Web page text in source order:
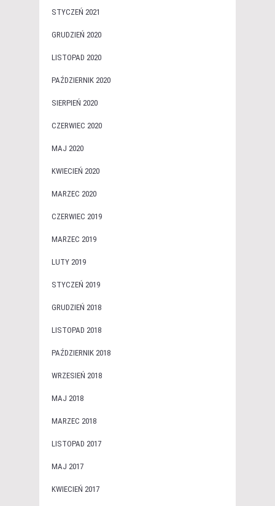
STYCZEŃ 2021
GRUDZIEŃ 2020
LISTOPAD 2020
PAŹDZIERNIK 2020
SIERPIEŃ 2020
CZERWIEC 2020
MAJ 2020
KWIECIEŃ 2020
MARZEC 2020
CZERWIEC 2019
MARZEC 2019
LUTY 2019
STYCZEŃ 2019
GRUDZIEŃ 2018
LISTOPAD 2018
PAŹDZIERNIK 2018
WRZESIEŃ 2018
MAJ 2018
MARZEC 2018
LISTOPAD 2017
MAJ 2017
KWIECIEŃ 2017